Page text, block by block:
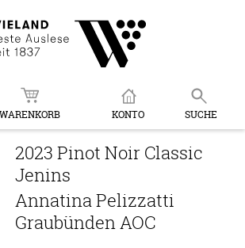
WARENKORB KONTO SUCHE
2023 Pinot Noir Classic
Jenins
Annatina Pelizzatti
Graubünden AOC